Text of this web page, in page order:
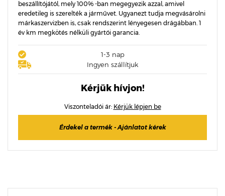
beszállítójától, mely 100% -ban megegyezik azzal, amivel
eredetileg is szerelték a járművet. Ugyanezt tudja megvásárolni
márkaszervizben is, csak rendszerint lényegesen drágábban. 1
év km megkötés nélküli gyártói garancia.
1-3 nap
Ingyen szállítjuk
Kérjük hívjon!
Viszonteladói ár: Kérjük lépjen be
Érdekel a termék - Ajánlatot kérek